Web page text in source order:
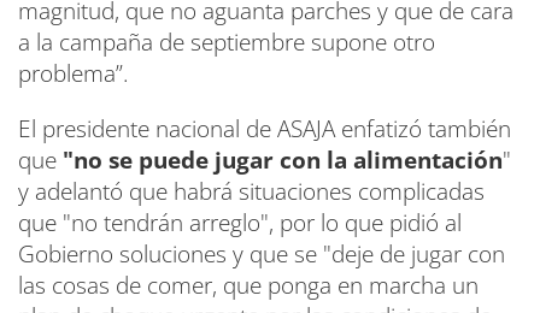
magnitud, que no aguanta parches y que de cara
a la campaña de septiembre supone otro
problema”.
El presidente nacional de ASAJA enfatizó también
que "no se puede jugar con la alimentación"
y adelantó que habrá situaciones complicadas
que "no tendrán arreglo", por lo que pidió al
Gobierno soluciones y que se "deje de jugar con
las cosas de comer, que ponga en marcha un